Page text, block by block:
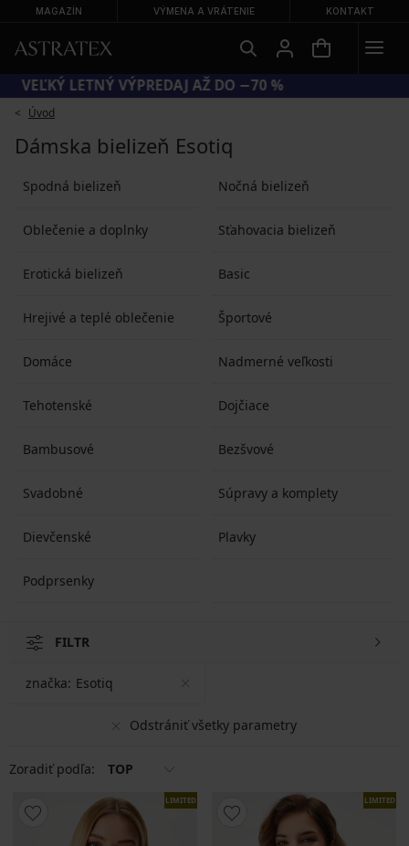
MAGAZÍN VÝMENA A VRÁTENIE KONTAKT
VEĽKÝ LETNÝ VÝPREDAJ AŽ DO −70 %
Úvod
Dámska bielizeň Esotiq
Spodná bielizeň Nočná bielizeň
Oblečenie a doplnky Sťahovacia bielizeň
Erotická bielizeň Basic
Hrejivé a teplé oblečenie Športové
Domáce Nadmerné veľkosti
Tehotenské Dojčiace
Bambusové Bezšvové
Svadobné Súpravy a komplety
Dievčenské Plavky
Podprsenky
FILTR
Odstrániť všetky parametry
značka: Esotiq
Zoradiť podľa: TOP
LIMITED LIMITED